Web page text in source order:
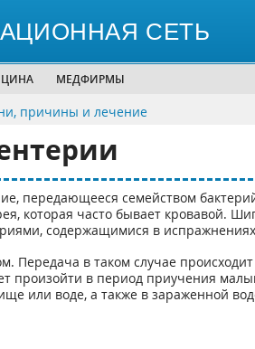
СЕТЬ
МЕДФИРМЫ
причины и лечение
передающееся семейством
которая часто бывает кровавой.
содержащимися в
Передача в таком случае происходит
произойти в период приучения
или воде, а также в зараженной